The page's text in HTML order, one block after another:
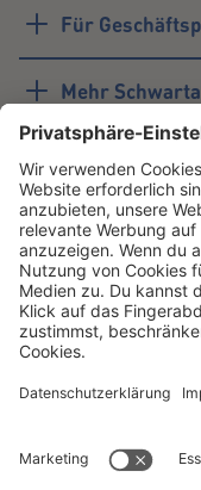
Für
Mehr